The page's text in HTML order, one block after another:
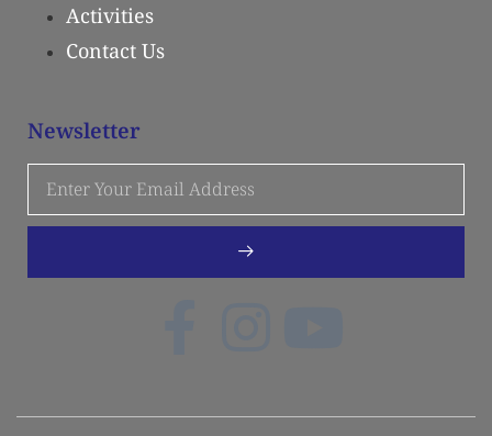
Activities
Contact Us
Newsletter